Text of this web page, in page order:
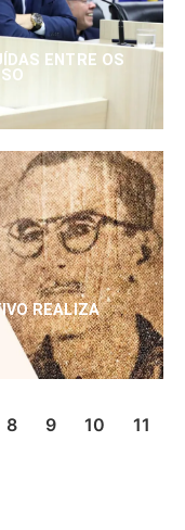
ENTRE OS
REALIZA
8 9 10 11